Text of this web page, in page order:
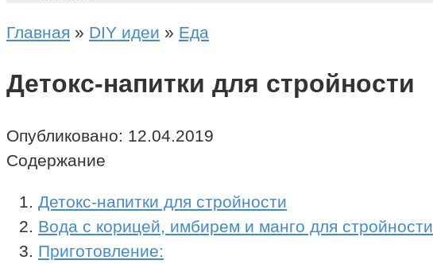
Главная » DIY идеи » Еда
Детокс-напитки для стройности
Опубликовано: 12.04.2019
Содержание
Детокс-напитки для стройности
Вода с корицей, имбирем и манго для стройности
Приготовление: